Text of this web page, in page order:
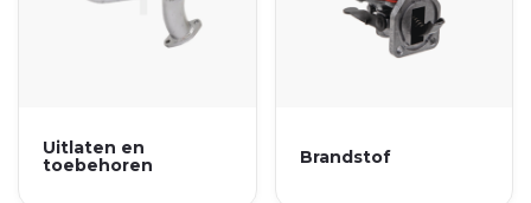
Uitlaten en
toebehoren
Brandstof